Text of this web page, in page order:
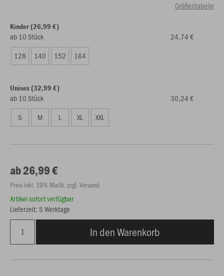
Größentabelle
Kinder (26,99 €)
ab 10 Stück
24,74 €
128
140 152 164
Unisex (32,99 €)
ab 10 Stück
30,24 €
S
M L XL XXL
ab 26,99 €
Preis inkl. 19% MwSt. zzgl. Versand
Artikel sofort verfügbar
Lieferzeit: 5 Werktage
In den Warenkorb